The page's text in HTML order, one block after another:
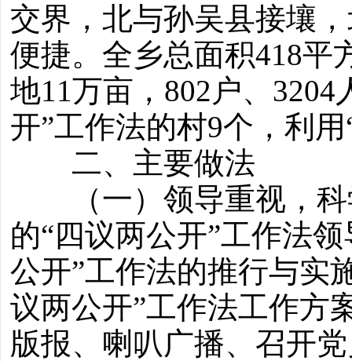
交界，北与孙吴县接壤
便捷。全乡总面积418平
地11万亩，802户、
开”工作法的村9个，利
二、主要做法
（一）领导重视，科
的“四议两公开”工作法
公开”工作法的推行与实
议两公开”工作法工作方
版报、喇叭广播、召开